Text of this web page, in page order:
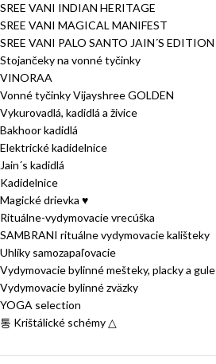
SREE VANI INDIAN HERITAGE
SREE VANI MAGICAL MANIFEST
SREE VANI PALO SANTO JAIN´S EDITION
Stojančeky na vonné tyčinky
VINORAA
Vonné tyčinky Vijayshree GOLDEN
Vykurovadlá, kadidlá a živice
Bakhoor kadidlá
Elektrické kadidelnice
Jain´s kadidlá
Kadidelnice
Magické drievka ♥
Rituálne-vydymovacie vrecúška
SAMBRANI rituálne vydymovacie kališteky
Uhlíky samozapaľovacie
Vydymovacie bylinné mešteky, placky a gule
Vydymovacie bylinné zväzky
YOGA selection
통 Krištálické schémy △